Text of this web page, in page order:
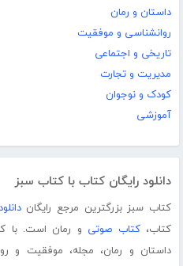
داستان و رمان
روانشناسی و موفقیت
تاریخی و اجتماعی
مدیریت و تجارت
کودک و نوجوان
آموزشی
دانلود رایگان کتاب با کتاب سبز
کتاب سبز بزرگترین مرجع رایگان
کتاب،کتاب صوتی و رمان است. با
داستان و رمان، مجله، موفقیت و